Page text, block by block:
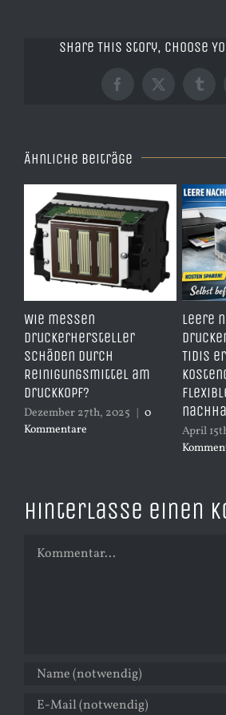
Share This Story, Choose
Facebook
X
Ähnliche Beiträge
Wie messen
Druckerhersteller
Schäden durch
Reinigungsmittel am
Druckkopf?
Dezember 27th, 2025 | 0
Kommentare
Leere
TiDis
April
Hinterlasse einen
Kommentar